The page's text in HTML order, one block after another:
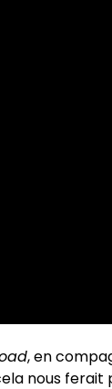
, en
nous ferait